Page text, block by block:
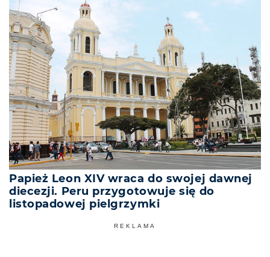
Papież Leon XIV wraca do swojej dawnej
diecezji. Peru przygotowuje się do
listopadowej pielgrzymki
REKLAMA